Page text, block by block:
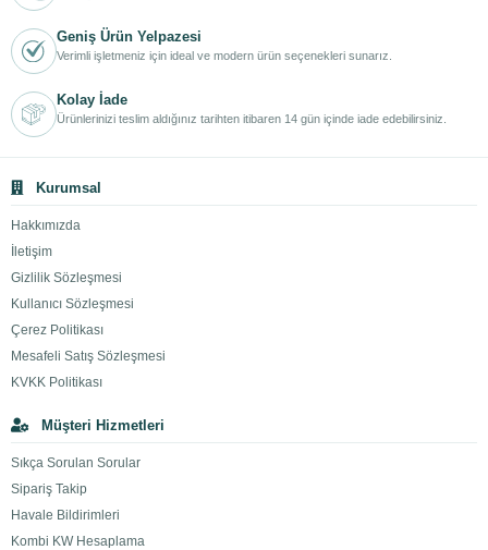
Geniş Ürün Yelpazesi
Verimli işletmeniz için ideal ve modern ürün seçenekleri sunarız.
Kolay İade
Ürünlerinizi teslim aldığınız tarihten itibaren 14 gün içinde iade edebilirsiniz.
Kurumsal
Hakkımızda
İletişim
Gizlilik Sözleşmesi
Kullanıcı Sözleşmesi
Çerez Politikası
Mesafeli Satış Sözleşmesi
KVKK Politikası
Müşteri Hizmetleri
Sıkça Sorulan Sorular
Sipariş Takip
Havale Bildirimleri
Kombi KW Hesaplama